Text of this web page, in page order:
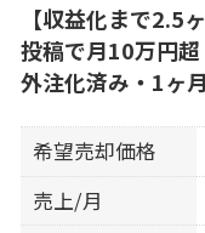
【収益化まで2.5
投稿で月10万円超
外注化済み・1ヶ
希望売却価格
売上/月